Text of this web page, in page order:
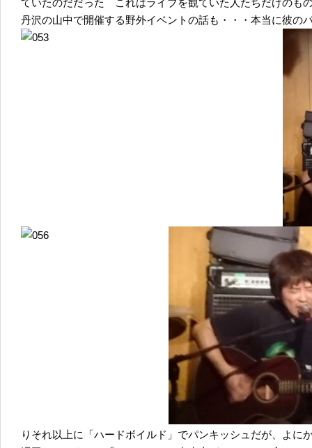
ていたのだだった これはライブを観ていた人たちだけのも
丹沢の山中で開催する野外イベントの話も・・・本当に彼の
りそれ以上に「ハードボイルド」でパンキッシュだが、よに